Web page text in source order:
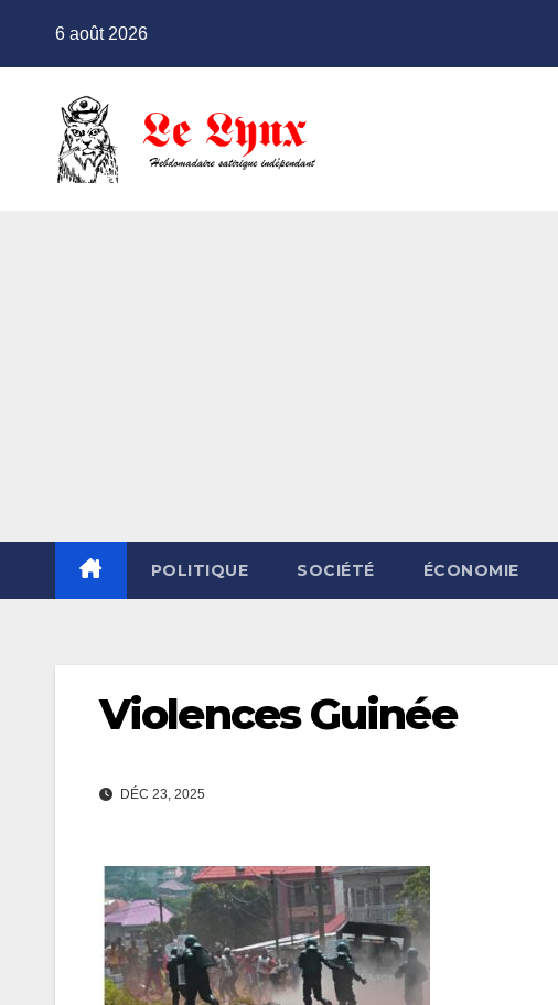
6 août 2026
POLITIQUE SOCIÉTÉ ÉCONOMIE
Violences Guinée
DÉC 23, 2025